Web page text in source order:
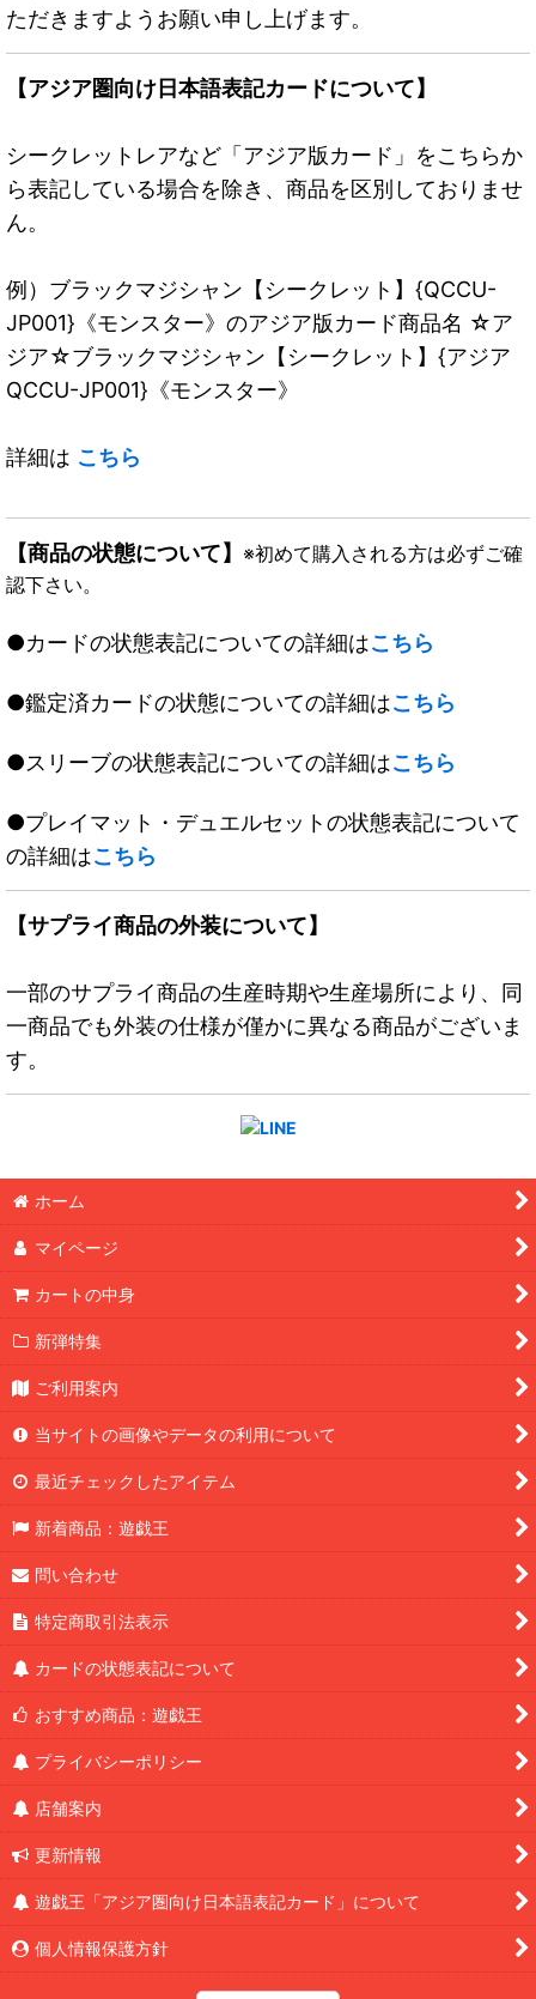
ただきますようお願い申し上げます。
【アジア圏向け日本語表記カードについて】
シークレットレアなど「アジア版カード」をこちらか
ら表記している場合を除き、商品を区別しておりませ
ん。
例）ブラックマジシャン【シークレット】{QCCU-
JP001}《モンスター》のアジア版カード商品名 ☆ア
ジア☆ブラックマジシャン【シークレット】{アジア
QCCU-JP001}《モンスター》
詳細は こちら
【商品の状態について】 ※初めて購入される方は必ずご確
認下さい。
●カードの状態表記についての詳細はこちら
●鑑定済カードの状態についての詳細はこちら
●スリーブの状態表記についての詳細はこちら
●プレイマット・デュエルセットの状態表記について
の詳細はこちら
【サプライ商品の外装について】
一部のサプライ商品の生産時期や生産場所により、同
一商品でも外装の仕様が僅かに異なる商品がございま
す。
ホーム
マイページ
カートの中身
新弾特集
ご利用案内
当サイトの画像やデータの利用について
最近チェックしたアイテム
新着商品：遊戯王
問い合わせ
特定商取引法表示
カードの状態表記について
おすすめ商品：遊戯王
プライバシーポリシー
店舗案内
更新情報
遊戯王「アジア圏向け日本語表記カード」について
個人情報保護方針